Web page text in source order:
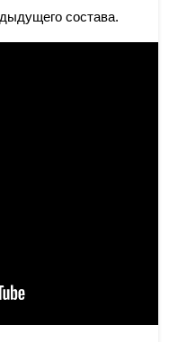
состава.